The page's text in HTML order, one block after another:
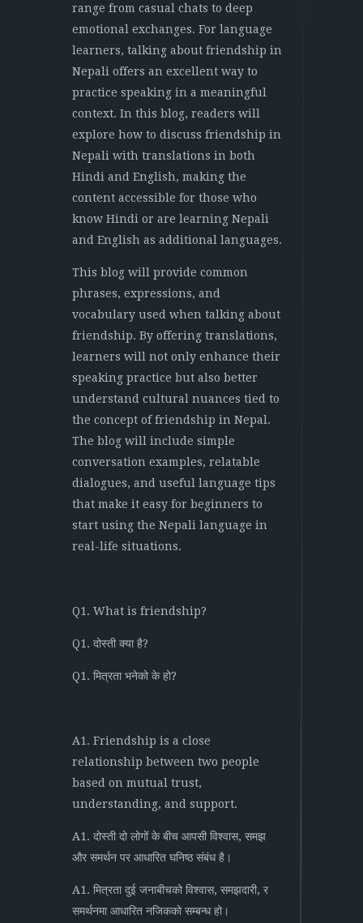
range from casual chats to deep
emotional exchanges. For language
learners, talking about friendship in
Nepali offers an excellent way to
practice speaking in a meaningful
context. In this blog, readers will
explore how to discuss friendship in
Nepali with translations in both
Hindi and English, making the
content accessible for those who
know Hindi or are learning Nepali
and English as additional languages.
This blog will provide common
phrases, expressions, and
vocabulary used when talking about
friendship. By offering translations,
learners will not only enhance their
speaking practice but also better
understand cultural nuances tied to
the concept of friendship in Nepal.
The blog will include simple
conversation examples, relatable
dialogues, and useful language tips
that make it easy for beginners to
start using the Nepali language in
real-life situations.
Q1. What is friendship?
Q1. दोस्ती क्या है?
Q1. मित्रता भनेको के हो?
A1. Friendship is a close
relationship between two people
based on mutual trust,
understanding, and support.
A1. दोस्ती दो लोगों के बीच आपसी विश्वास, समझ
और समर्थन पर आधारित घनिष्ठ संबंध है।
A1. मित्रता दुई जनाबीचको विश्वास, समझदारी, र
समर्थनमा आधारित नजिकको सम्बन्ध हो।